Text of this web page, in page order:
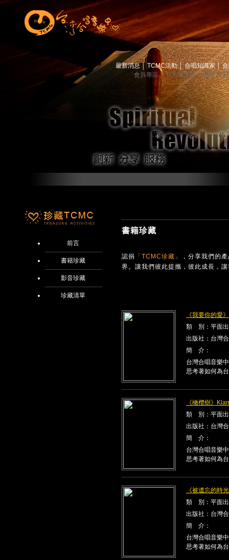
最新消息 TCMC活動│ 合唱知識家│
會員專區│ TCMC會訊│ 關於
前言
書籍珍藏
影音珍藏
珍藏清單
書籍珍藏
認捐 「TCMC珍藏」
，分享我們的
界。讓我們彼此提攜，彼此成長，
《我要你的愛
類 別：平面
出版社：台灣
簡 介：
台灣合唱音樂
思考著如何為
《橄欖樹》
類 別：平面
出版社：台灣
簡 介：
台灣合唱音樂
思考著如何為
《被遺忘的時
類 別：平面
出版社：台灣
簡 介：
台灣合唱音樂
思考著如何為